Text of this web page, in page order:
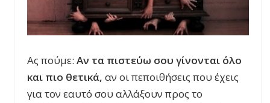
Ας πούμε: Αν τα πιστεύω σου γίνονται όλο
και πιο θετικά, αν οι πεποιθήσεις που έχεις
για τον εαυτό σου αλλάξουν προς το